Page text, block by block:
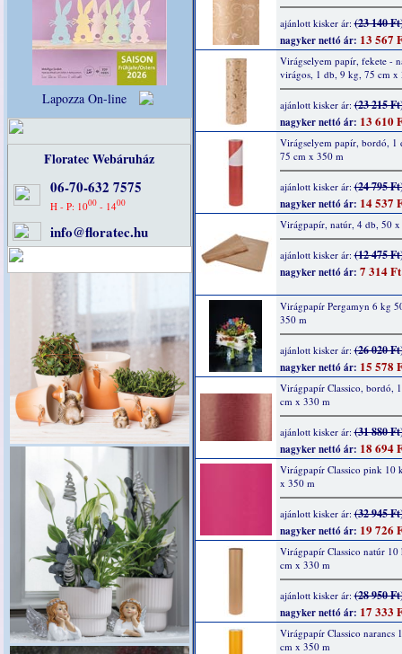
Lapozza On-line
Floratec Webáruház
06-70-632 7575
H - P: 1000 - 1400
info@floratec.hu
ajánlott kisker ár:(23 140
nagyker nettó ár: 13 567
Virágselyem papír, fekete -
virágos, 1 db, 9 kg, 75 cm x
ajánlott kisker ár:(23 215
nagyker nettó ár: 13 610
Virágselyem papír, bordó, 1
75 cm x 350 m
ajánlott kisker ár:(24 795
nagyker nettó ár: 14 537
Virágpapír, natúr, 4 db, 50 x
ajánlott kisker ár:(12 475
nagyker nettó ár: 7 314 Ft
Virágpapír Pergamyn 6 kg
350 m
ajánlott kisker ár:(26 020
nagyker nettó ár: 15 578
Virágpapír Classico, bordó,
cm x 330 m
ajánlott kisker ár:(31 880
nagyker nettó ár: 18 694
Virágpapír Classico pink 10
x 350 m
ajánlott kisker ár:(32 945
nagyker nettó ár: 19 726
Virágpapír Classico natúr 10
cm x 330 m
ajánlott kisker ár:(28 950
nagyker nettó ár: 17 333
Virágpapír Classico narancs
cm x 350 m